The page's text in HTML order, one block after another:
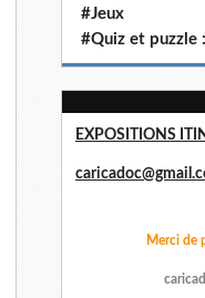
#Jeux
#Quiz et puzzle
EXPOSITIONS
Merci de